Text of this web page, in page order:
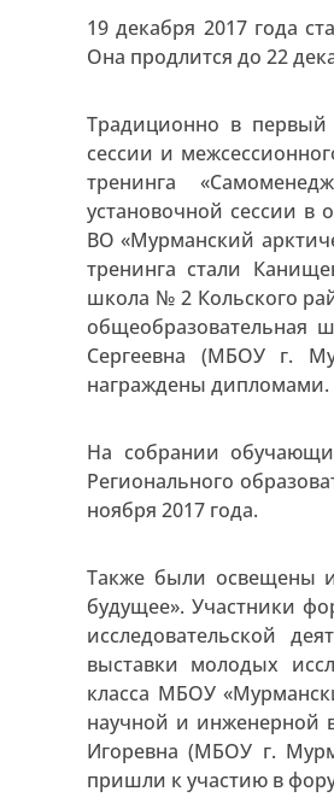
19 декабря 2017 года
Она продлится до 22
Традиционно в
сессии и
тренинга
установочной сессии в
ВО «Мурманский
тренинга стали
школа № 2 Кольского
общеобразовательная
Сергеевна (МБОУ г.
награждены дипломами.
На собрании
Регионального
ноября 2017 года.
Также были освещены
будущее». Участники
исследовательской
выставки молодых
класса МБОУ
научной и инженерной
Игоревна (МБОУ г.
пришли к участию в